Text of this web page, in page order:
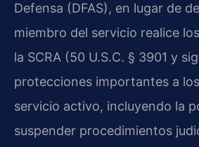
Defensa (DFAS), en lugar de
miembro del servicio realice
la SCRA (50 U.S.C. § 3901 y
protecciones importantes a
servicio activo, incluyendo la
suspender procedimientos